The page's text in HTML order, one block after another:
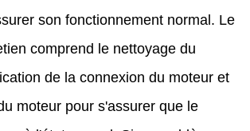
son fonctionnement normal. Le
comprend le nettoyage du
de la connexion du moteur et
moteur pour s'assurer que le